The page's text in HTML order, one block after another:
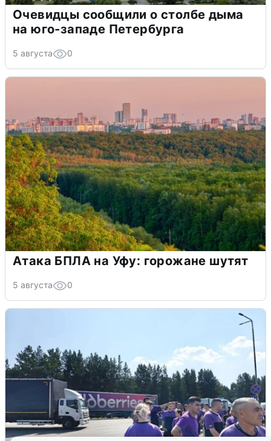
Очевидцы сообщили о столбе дыма
на юго-западе Петербурга
5 августа 0
Атака БПЛА на Уфу: горожане шутят
5 августа 0